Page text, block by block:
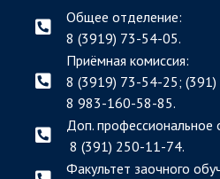
Общее отделение:
8 (3919) 73-54-05.
Приёмная комиссия:
8 (3919) 73-54-25; (391)
8 983-160-58-85.
Доп. профессиональное
8 (391) 250-11-74.
Факультет заочного